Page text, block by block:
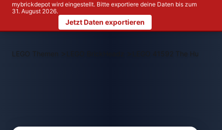
mybrickdepot wird eingestellt. Bitte exportiere deine Daten bis zum
31. August 2026.
Jetzt Daten exportieren
LEGO Themen > LEGO 41592 The Hulk